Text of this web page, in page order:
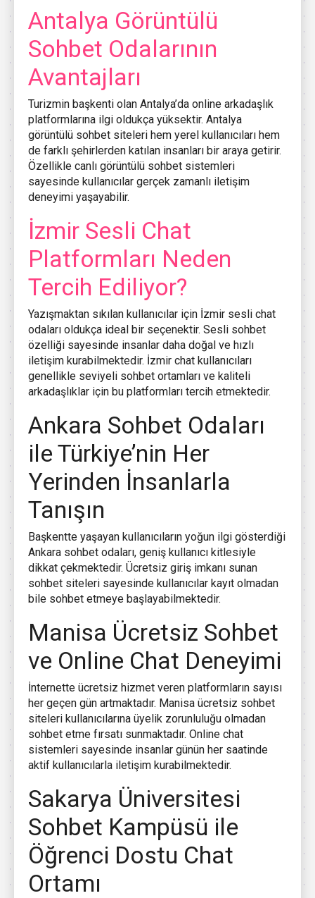
Antalya Görüntülü
Sohbet Odalarının
Avantajları
Turizmin başkenti olan Antalya’da online arkadaşlık
platformlarına ilgi oldukça yüksektir. Antalya
görüntülü sohbet siteleri hem yerel kullanıcıları hem
de farklı şehirlerden katılan insanları bir araya getirir.
Özellikle canlı görüntülü sohbet sistemleri
sayesinde kullanıcılar gerçek zamanlı iletişim
deneyimi yaşayabilir.
İzmir Sesli Chat
Platformları Neden
Tercih Ediliyor?
Yazışmaktan sıkılan kullanıcılar için İzmir sesli chat
odaları oldukça ideal bir seçenektir. Sesli sohbet
özelliği sayesinde insanlar daha doğal ve hızlı
iletişim kurabilmektedir. İzmir chat kullanıcıları
genellikle seviyeli sohbet ortamları ve kaliteli
arkadaşlıklar için bu platformları tercih etmektedir.
Ankara Sohbet Odaları
ile Türkiye’nin Her
Yerinden İnsanlarla
Tanışın
Başkentte yaşayan kullanıcıların yoğun ilgi gösterdiği
Ankara sohbet odaları, geniş kullanıcı kitlesiyle
dikkat çekmektedir. Ücretsiz giriş imkanı sunan
sohbet siteleri sayesinde kullanıcılar kayıt olmadan
bile sohbet etmeye başlayabilmektedir.
Manisa Ücretsiz Sohbet
ve Online Chat Deneyimi
İnternette ücretsiz hizmet veren platformların sayısı
her geçen gün artmaktadır. Manisa ücretsiz sohbet
siteleri kullanıcılarına üyelik zorunluluğu olmadan
sohbet etme fırsatı sunmaktadır. Online chat
sistemleri sayesinde insanlar günün her saatinde
aktif kullanıcılarla iletişim kurabilmektedir.
Sakarya Üniversitesi
Sohbet Kampüsü ile
Öğrenci Dostu Chat
Ortamı